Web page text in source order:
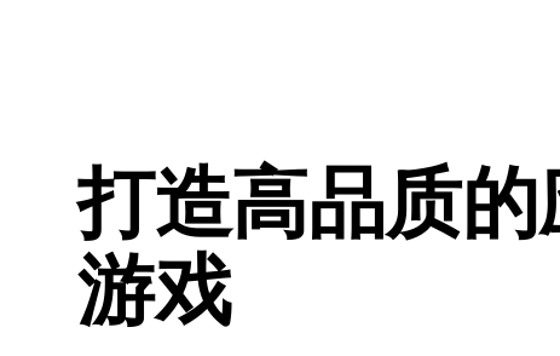
打造高品质
游戏